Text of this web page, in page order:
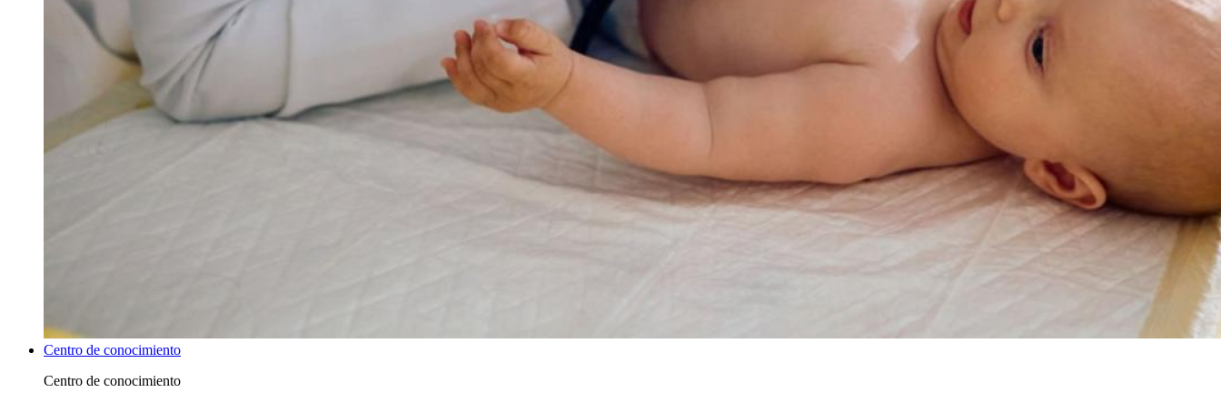
Centro de conocimiento
Centro de conocimiento